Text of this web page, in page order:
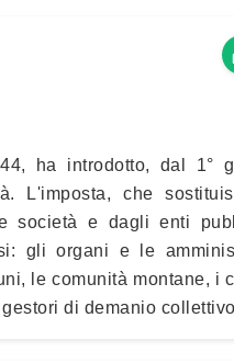
ha introdotto, dal 1°
L'imposta, che
società e dagli enti
gli organi e le
le comunità montane, i
di demanio